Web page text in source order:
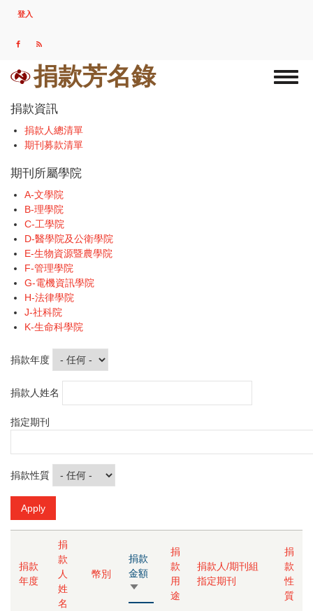
USER
MENU
登入
捐款芳名錄
捐款資訊
捐款人總清單
期刊募款清單
期刊所屬學院
A-文學院
B-理學院
C-工學院
D-醫學院及公衛學院
E-生物資源暨農學院
F-管理學院
G-電機資訊學院
H-法律學院
J-社科院
K-生命科學院
捐款年度
捐款人姓名
指定期刊
捐款性質
捐款
年度
捐
款
人
姓
名
幣別
捐款
金額
由
小
捐
款
用
途
捐款人/期刊組
指定期刊
捐
款
性
質